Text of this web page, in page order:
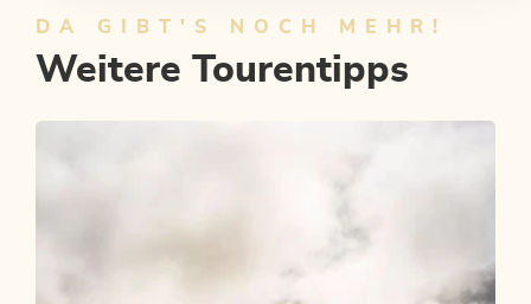
DA GIBT'S NOCH MEHR!
Weitere Tourentipps